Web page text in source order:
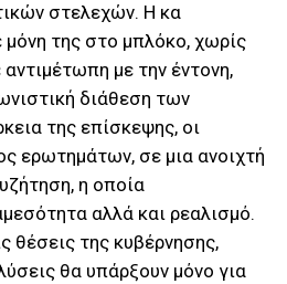
στελεχών. Η κα
της στο μπλόκο, χωρίς
με την έντονη,
διάθεση των
της επίσκεψης, οι
ερωτημάτων, σε μια ανοιχτή
η οποία
αλλά και ρεαλισμό.
θέσεις της κυβέρνησης,
θα υπάρξουν μόνο για